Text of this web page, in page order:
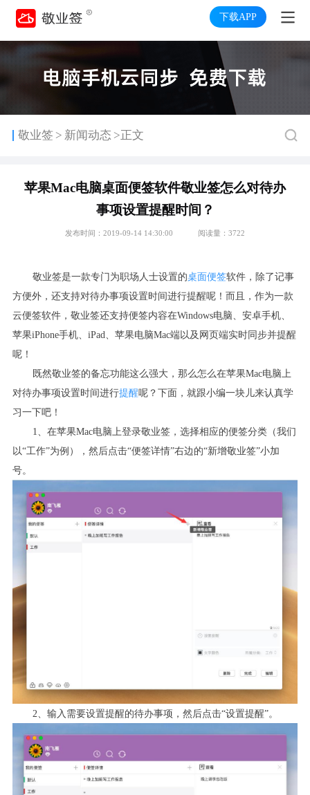
下载APP
敬业签 > 新闻动态 >正文
苹果Mac电脑桌面便签软件敬业签怎么对待办
事项设置提醒时间？
发布时间：2019-09-14 14:30:00 阅读量：3722
敬业签是一款专门为职场人士设置的桌面便签软件，除了记事
方便外，还支持对待办事项设置时间进行提醒呢！而且，作为一款
云便签软件，敬业签还支持便签内容在Windows电脑、安卓手机、
苹果iPhone手机、 iPad、苹果电脑Mac端以及网页端实时同步并提醒
呢！
既然敬业签的备忘功能这么强大，那么怎么在苹果Mac电脑上
对待办事项设置时间进行提醒呢？下面，就跟小编一块儿来认真学
习一下吧！
1、在苹果Mac电脑上登录敬业签，选择相应的便签分类（我们
以“工作”为例），然后点击“便签详情”右边的“新增敬业签”小加
号。
2、输入需要设置提醒的待办事项，然后点击“设置提醒”。